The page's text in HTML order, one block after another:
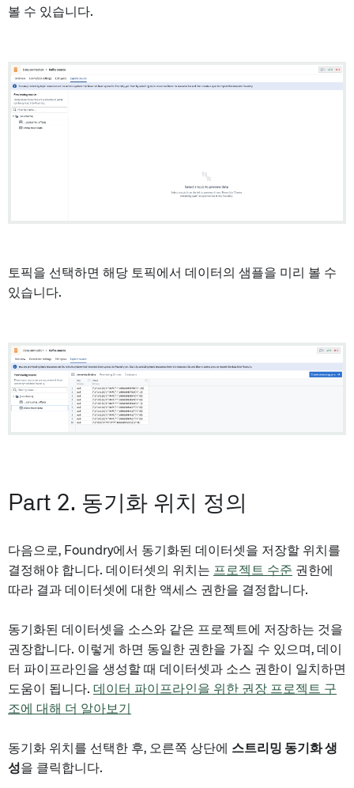
볼 수 있습니다.
토픽을 선택하면 해당 토픽에서 데이터의 샘플을 미리 볼 수
있습니다.
Part 2. 동기화 위치 정의
다음으로, Foundry에서 동기화된 데이터셋을 저장할 위치를
결정해야 합니다. 데이터셋의 위치는 프로젝트 수준 권한에
따라 결과 데이터셋에 대한 액세스 권한을 결정합니다.
동기화된 데이터셋을 소스와 같은 프로젝트에 저장하는 것을
권장합니다. 이렇게 하면 동일한 권한을 가질 수 있으며, 데이
터 파이프라인을 생성할 때 데이터셋과 소스 권한이 일치하면
도움이 됩니다. 데이터 파이프라인을 위한 권장 프로젝트 구
조에 대해 더 알아보기
동기화 위치를 선택한 후, 오른쪽 상단에 스트리밍 동기화 생
성을 클릭합니다.